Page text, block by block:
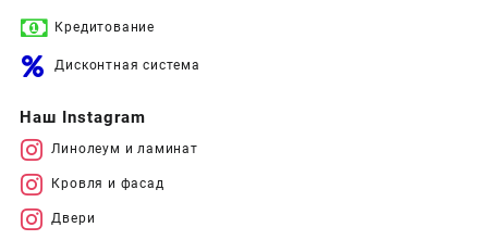
Кредитование
Дисконтная система
Наш Instagram
Линолеум и ламинат
Кровля и фасад
Двери